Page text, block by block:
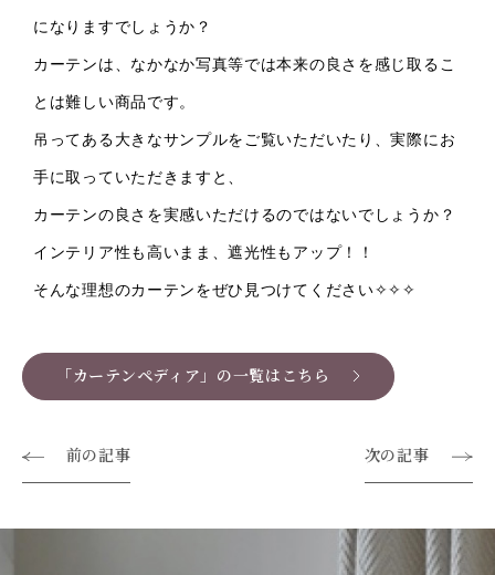
になりますでしょうか？
カーテンは、なかなか写真等では本来の良さを感じ取るこ
とは難しい商品です。
吊ってある大きなサンプルをご覧いただいたり、実際にお
手に取っていただきますと、
カーテンの良さを実感いただけるのではないでしょうか？
インテリア性も高いまま、遮光性もアップ！！
そんな理想のカーテンをぜひ見つけてください✧✧✧
「カーテンペディア」の一覧はこちら
前の記事 次の記事